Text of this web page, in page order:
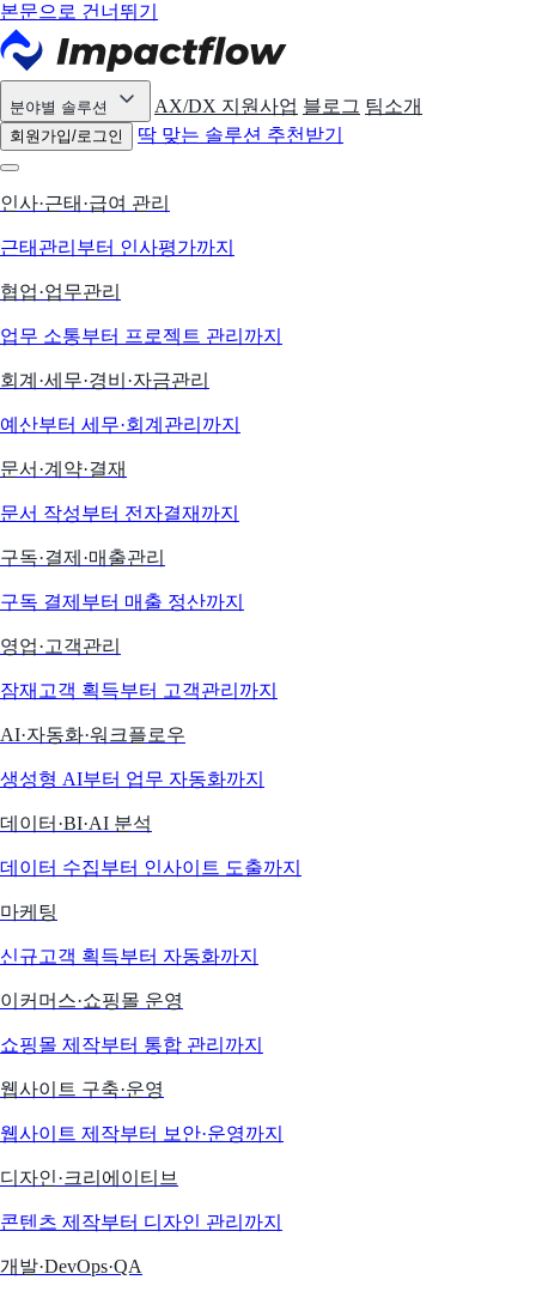
본문으로 건너뛰기
분야별 솔루션 AX/DX 지원사업 블로그 팀소개
회원가입/로그인 딱 맞는 솔루션 추천받기
인사·근태·급여 관리
근태관리부터 인사평가까지
협업·업무관리
업무 소통부터 프로젝트 관리까지
회계·세무·경비·자금관리
예산부터 세무·회계관리까지
문서·계약·결재
문서 작성부터 전자결재까지
구독·결제·매출관리
구독 결제부터 매출 정산까지
영업·고객관리
잠재고객 획득부터 고객관리까지
AI·자동화·워크플로우
생성형 AI부터 업무 자동화까지
데이터·BI·AI 분석
데이터 수집부터 인사이트 도출까지
마케팅
신규고객 획득부터 자동화까지
이커머스·쇼핑몰 운영
쇼핑몰 제작부터 통합 관리까지
웹사이트 구축·운영
웹사이트 제작부터 보안·운영까지
디자인·크리에이티브
콘텐츠 제작부터 디자인 관리까지
개발·DevOps·QA